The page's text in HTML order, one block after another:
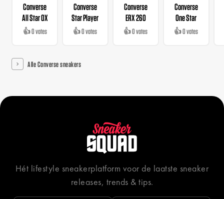
Converse
All Star OX
👍 0 votes
Converse
Star Player
👍 0 votes
Converse
ERX 260
👍 0 votes
Converse
One Star
👍 0 votes
Alle Converse sneakers
Hét lifestyle sneakerplatform voor de laatste sneaker
releases, trends & tips.